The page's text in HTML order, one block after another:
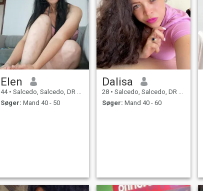
Elen
44 • Salcedo, Salcedo, DR Dominikanske
Søger: Mand 40 - 50
Dalisa
28 • Salcedo, Salcedo, DR Dominikanske
Søger: Mand 40 - 60